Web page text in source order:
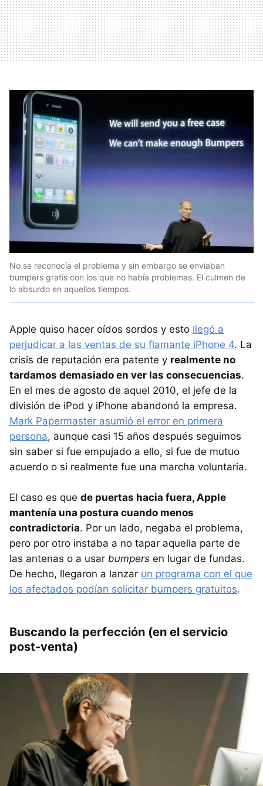
No se reconocía el problema y sin embargo se enviaban
bumpers gratis con los que no había problemas. El culmen de
lo absurdo en aquellos tiempos.
Apple quiso hacer oídos sordos y esto llegó a
perjudicar a las ventas de su flamante iPhone 4. La
crisis de reputación era patente y realmente no
tardamos demasiado en ver las consecuencias.
En el mes de agosto de aquel 2010, el jefe de la
división de iPod y iPhone abandonó la empresa.
Mark Papermaster asumió el error en primera
persona, aunque casi 15 años después seguimos
sin saber si fue empujado a ello, si fue de mutuo
acuerdo o si realmente fue una marcha voluntaria.
El caso es que de puertas hacia fuera, Apple
mantenía una postura cuando menos
contradictoria. Por un lado, negaba el problema,
pero por otro instaba a no tapar aquella parte de
las antenas o a usar bumpers en lugar de fundas.
De hecho, llegaron a lanzar un programa con el que
los afectados podían solicitar bumpers gratuitos.
Buscando la perfección (en el servicio
post-venta)